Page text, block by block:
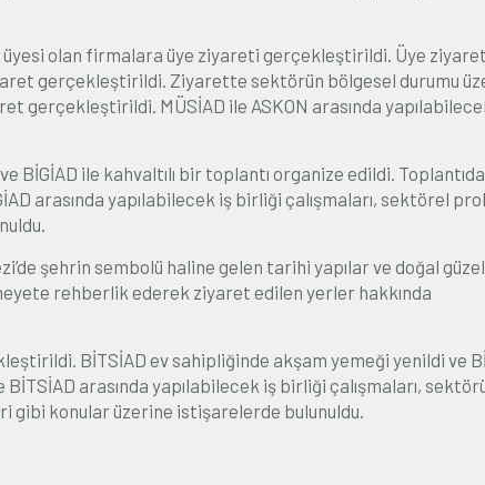
üyesi olan firmalara üye ziyareti gerçekleştirildi. Üye
gerçekleştirildi. Ziyarette sektörün bölgesel durumu
gerçekleştirildi. MÜSİAD ile ASKON arasında
BİGİAD ile kahvaltılı bir toplantı organize edildi.
arasında yapılabilecek iş birliği çalışmaları, sektörel
şehrin sembolü haline gelen tarihi yapılar ve doğal
rehberlik ederek ziyaret edilen yerler hakkında
BİTSİAD ev sahipliğinde akşam yemeği yenildi ve
BİTSİAD arasında yapılabilecek iş birliği çalışmaları,
gibi konular üzerine istişarelerde bulunuldu.